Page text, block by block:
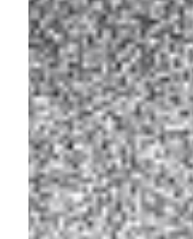
Gift Card Online Store